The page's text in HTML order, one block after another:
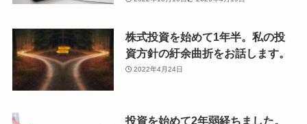
株式投資を始めて1年半。私の投
資方針の紆余曲折をお話します。
2022年4月24日
投資を始めて2年弱経ちました。